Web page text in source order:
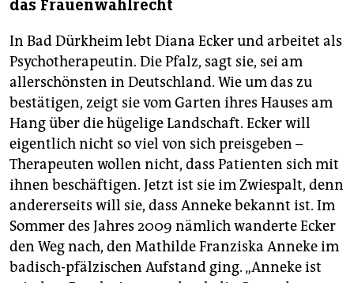
das Frauenwahlrecht
In Bad Dürkheim lebt Diana Ecker und arbeitet als
Psychotherapeutin. Die Pfalz, sagt sie, sei am
allerschönsten in Deutschland. Wie um das zu
bestätigen, zeigt sie vom Garten ihres Hauses am
Hang über die hügelige Landschaft. Ecker will
eigentlich nicht so viel von sich preisgeben –
Therapeuten wollen nicht, dass Patienten sich mit
ihnen beschäftigen. Jetzt ist sie im Zwiespalt, denn
andererseits will sie, dass Anneke bekannt ist. Im
Sommer des Jahres 2009 nämlich wanderte Ecker
den Weg nach, den Mathilde Franziska Anneke im
badisch-pfälzischen Aufstand ging. „Anneke ist